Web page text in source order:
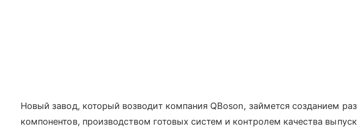
Новый завод, который возводит компания QBoson, займется созданием
компонентов, производством готовых систем и контролем качества